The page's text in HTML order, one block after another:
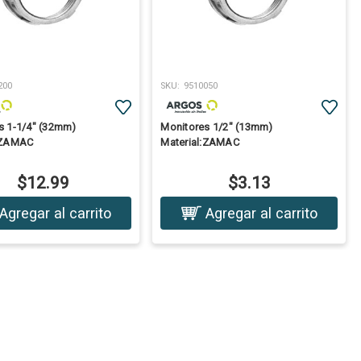
1-1/4" (32mm)
$12.99
Agregar al carrito
SKU: 9510050
Monitores 1/2" (13mm)
Material:ZAMAC
$3.13
Agregar al carrito